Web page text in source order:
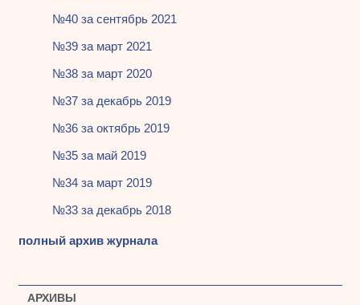
№40 за сентябрь 2021
№39 за март 2021
№38 за март 2020
№37 за декабрь 2019
№36 за октябрь 2019
№35 за май 2019
№34 за март 2019
№33 за декабрь 2018
полный архив журнала
АРХИВЫ